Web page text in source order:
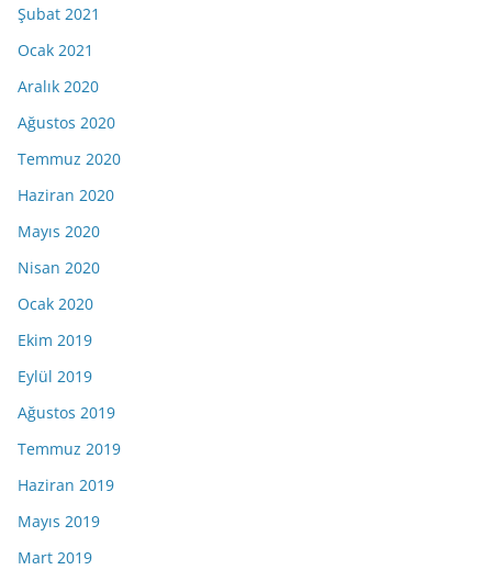
Şubat 2021
Ocak 2021
Aralık 2020
Ağustos 2020
Temmuz 2020
Haziran 2020
Mayıs 2020
Nisan 2020
Ocak 2020
Ekim 2019
Eylül 2019
Ağustos 2019
Temmuz 2019
Haziran 2019
Mayıs 2019
Mart 2019